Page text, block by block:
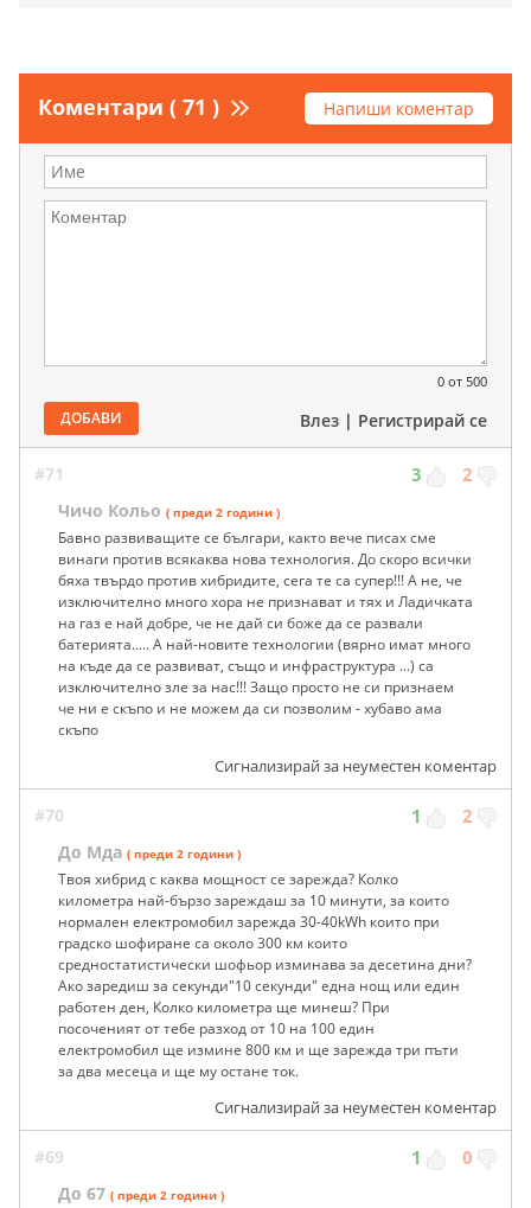
Коментари ( 71 ) Напиши коментар
0 от 500
ДОБАВИ Влез | Регистрирай се
#71 3 2
Чичо Кольо ( преди 2 години )
Бавно развиващите се българи, както вече писах сме
винаги против всякаква нова технология. До скоро всички
бяха твърдо против хибридите, сега те са супер!!! А не, че
изключително много хора не признават и тях и Ладичката
на газ е най добре, че не дай си боже да се развали
батерията..... А най-новите технологии (вярно имат много
на къде да се развиват, също и инфраструктура ...) са
изключително зле за нас!!! Защо просто не си признаем
че ни е скъпо и не можем да си позволим - хубаво ама
скъпо
Сигнализирай за неуместен коментар
#70 1 2
До Мда ( преди 2 години )
Твоя хибрид с каква мощност се зарежда? Колко
километра най-бързо зареждаш за 10 минути, за които
нормален електромобил зарежда 30-40kWh които при
градско шофиране са около 300 км които
средностатистически шофьор изминава за десетина дни?
Ако заредиш за секунди"10 секунди" една нощ или един
работен ден, Колко километра ще минеш? При
посоченият от тебе разход от 10 на 100 един
електромобил ще измине 800 км и ще зарежда три пъти
за два месеца и ще му остане ток.
Сигнализирай за неуместен коментар
#69 1 0
До 67 ( преди 2 години )